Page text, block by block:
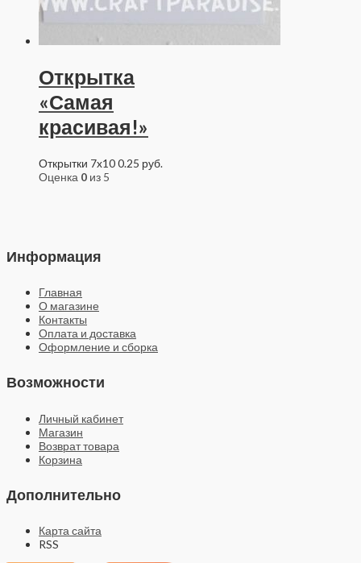
Открытка
«Самая
красивая!»
Открытки 7x100.25 руб.
Оценка 0 из 5
Информация
Главная
О магазине
Контакты
Оплата и доставка
Оформление и сборка
Возможности
Личный кабинет
Магазин
Возврат товара
Корзина
Дополнительно
Карта сайта
RSS